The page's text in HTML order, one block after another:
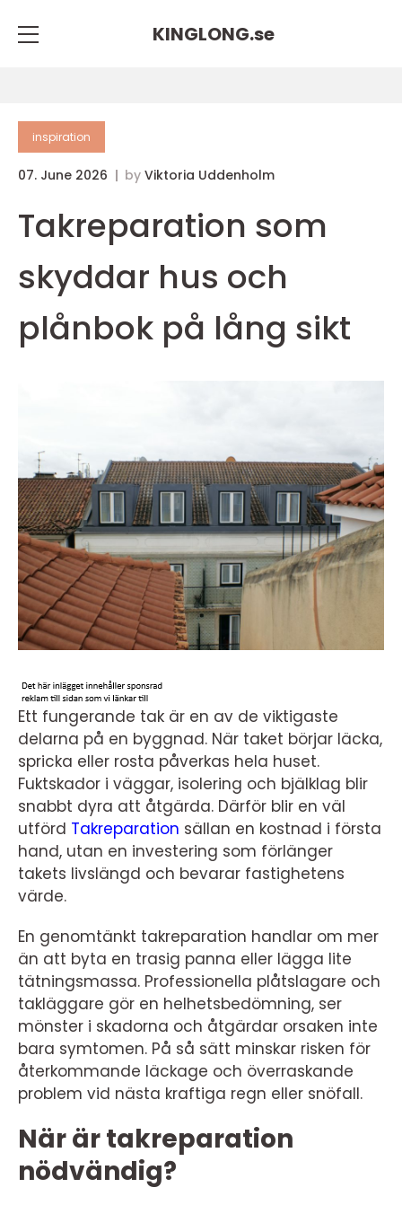
KINGLONG.se
inspiration
07. June 2026 by Viktoria Uddenholm
Takreparation som
skyddar hus och
plånbok på lång sikt
Ett fungerande tak är en av de viktigaste
delarna på en byggnad. När taket börjar läcka,
spricka eller rosta påverkas hela huset.
Fuktskador i väggar, isolering och bjälklag blir
snabbt dyra att åtgärda. Därför blir en väl
utförd Takreparation sällan en kostnad i första
hand, utan en investering som förlänger
takets livslängd och bevarar fastighetens
värde.
En genomtänkt takreparation handlar om mer
än att byta en trasig panna eller lägga lite
tätningsmassa. Professionella plåtslagare och
takläggare gör en helhetsbedömning, ser
mönster i skadorna och åtgärdar orsaken inte
bara symtomen. På så sätt minskar risken för
återkommande läckage och överraskande
problem vid nästa kraftiga regn eller snöfall.
När är takreparation
nödvändig?